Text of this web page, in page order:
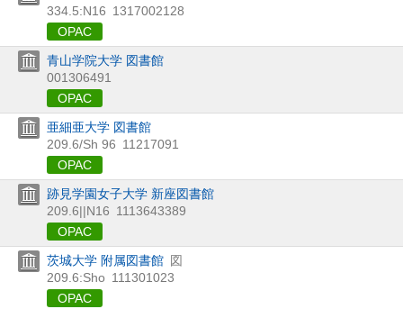
334.5:N16 1317002128
OPAC
青山学院大学 図書館
001306491
OPAC
亜細亜大学 図書館
209.6/Sh 96 11217091
OPAC
跡見学園女子大学 新座図書館
209.6||N16 1113643389
OPAC
茨城大学 附属図書館 図
209.6:Sho 111301023
OPAC